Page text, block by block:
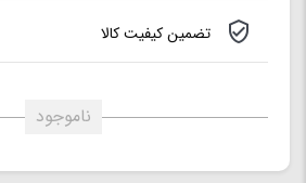
تضمین کیفیت کالا
ناموجود